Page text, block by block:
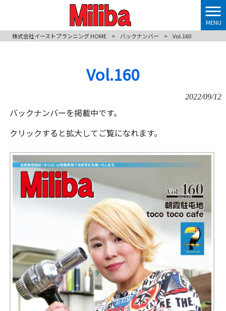
MENU
株式会社イーストプランニング HOME
> バックナンバー > Vol.160
Vol.160
2022/09/12
バックナンバーを掲載中です。
クリックすると拡大してご覧になれます。